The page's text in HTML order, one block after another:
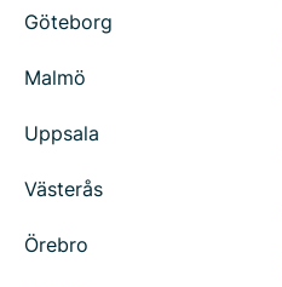
Göteborg
Malmö
Uppsala
Västerås
Örebro